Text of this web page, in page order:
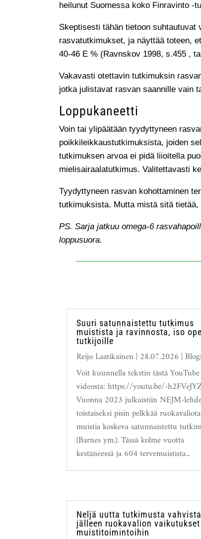
heilunut Suomessa koko Finravinto -
Skeptisesti tähän tietoon
rasvatutkimukset, ja näyttää toteen,
40-46 E % (Ravnskov 1998, s.455 ,
Vakavasti otettavin tutkimuksin
jotka julistavat rasvan saannille vain
Loppukaneetti
Voin tai ylipäätään tyydyttyneen
poikkileikkaustutkimuksista, joiden
tutkimuksen arvoa ei pidä liioitella
mielisairaalatutkimus. Valitettavasti
Tyydyttyneen rasvan kohottaminen
tutkimuksista. Mutta mistä sitä
PS. Sarja jatkuu omega-6
loppusuora.
Suuri satunnaistettu tutkimus
muistista ja ravinnosta, iso
tutkijoille
Reijo Laatikainen | 28.07.2026 |
Voit kuunnella tekstin tästä YouTube
videosta: https://youtu.be/-
Vuonna 2023 julkaistiin NEJM-
toistaiseksi pisin pelkkää
muistia koskeva satunnaistettu
(Barnes ym.). Tässä kolme vuotta
kestäneessä ja 604 tervemuistista...
Neljä uutta tutkimusta
jälleen ruokavalion vaikutukset
muistitoimintoihin